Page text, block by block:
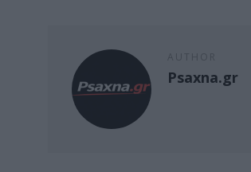
Psaxna.gr